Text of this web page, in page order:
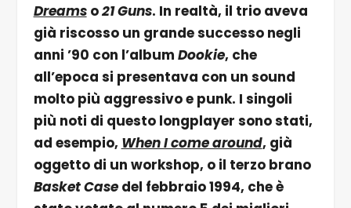
Dreamso21 Guns. In realtà, il trio aveva
già riscosso un grande successo negli
anni ’90 con l’album Dookie, che
all’epoca si presentava con un sound
molto più aggressivo e punk. I singoli
più noti di questo longplayer sono stati,
ad esempio, When I come around, già
oggetto di un workshop, o il terzo brano
Basket Casedel febbraio 1994, che è